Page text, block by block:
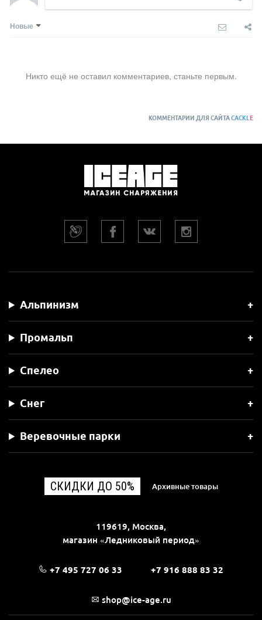
Новые
Никто ещё не оставил комментариев, станьте первым.
КОММЕНТАРИИ ДЛЯ САЙТАCACKLE
Альпинизм
Промальп
Спелео
Снег
Веревочные парки
СКИДКИ ДО 50% Архивные товары
119619, Москва,
магазин «Ледниковый период»
+7 495 727 06 33 +7 916 888 83 32
shop@ice-age.ru